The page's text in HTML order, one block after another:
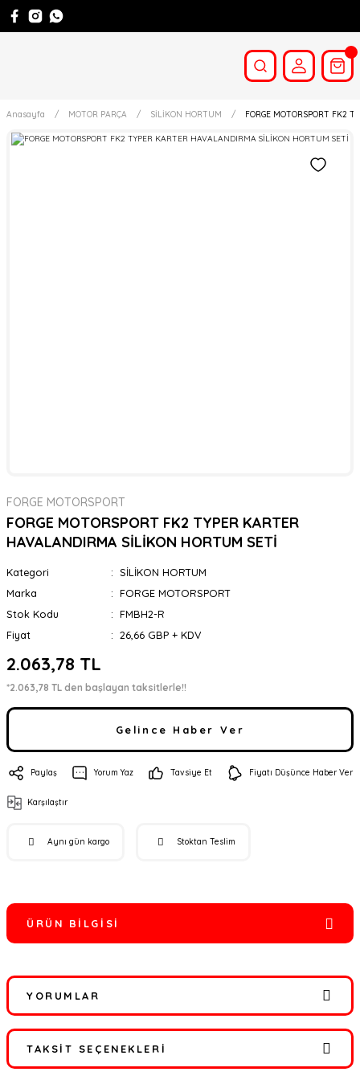
Anasayfa MOTOR PARÇA SİLİKON HORTUM FORGE MOTORSPORT FK2
FORGE MOTORSPORT
FORGE MOTORSPORT FK2 TYPER KARTER
HAVALANDIRMA SİLİKON HORTUM SETİ
Kategori
SİLİKON HORTUM
Marka
FORGE MOTORSPORT
Stok Kodu
FMBH2-R
Fiyat
26,66 GBP + KDV
2.063,78 TL
*2.063,78 TL den başlayan taksitlerle!!
Gelince Haber Ver
Paylaş Yorum Yaz Tavsiye Et Fiyatı Düşünce Haber Ver
Karşılaştır
Aynı gün kargo Stoktan Teslim
ÜRÜN BILGISI
YORUMLAR
Bu ürüne ilk yorumu siz yapın!
TAKSIT SEÇENEKLERI